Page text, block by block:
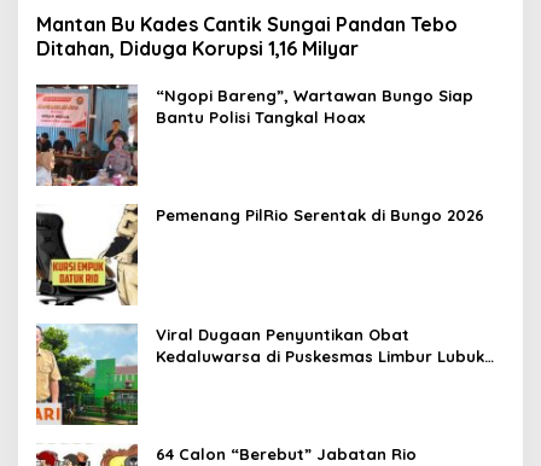
Mantan Bu Kades Cantik Sungai Pandan Tebo
Ditahan, Diduga Korupsi 1,16 Milyar
“Ngopi Bareng”, Wartawan Bungo Siap
Bantu Polisi Tangkal Hoax
Pemenang PilRio Serentak di Bungo 2026
Viral Dugaan Penyuntikan Obat
Kedaluwarsa di Puskesmas Limbur Lubuk
64 Calon “Berebut” Jabatan Rio